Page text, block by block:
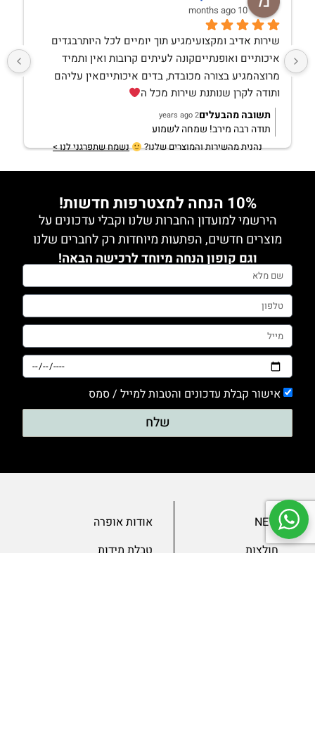
10 months ago
ותודה לקרן שנותנת שירות מכל ה
תשובה מהבעלים2 years ago
תודה רבה מירב! שמחה לשמוע
נהנית מהשירות והמוצרים שלנו? נשמח שתפרגני לנו >
10% הנחה למצטרפות חדשות!
הירשמי למועדון החברות שלנו וקבלי עדכונים על
מוצרים חדשים, הפתעות מיוחדות רק לחברים שלנו
וגם קופון הנחה מיוחד לרכישה הבאה!
אישור קבלת עדכונים והטבות למייל / סמס
שלח
NEW
חולצות
אודות אופרה
טבלת מידות